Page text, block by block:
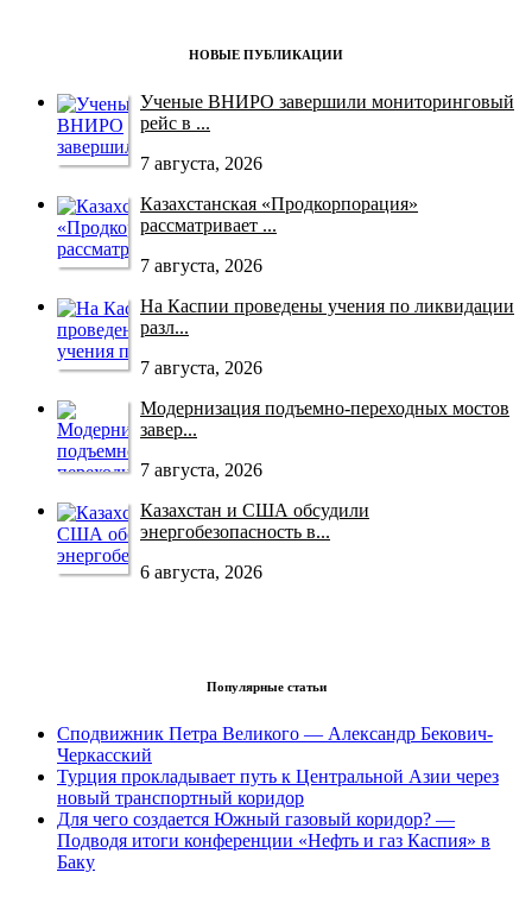
НОВЫЕ ПУБЛИКАЦИИ
Ученые ВНИРО завершили мониторинговый
рейс в ...
7 августа, 2026
Казахстанская «Продкорпорация»
рассматривает ...
7 августа, 2026
На Каспии проведены учения по ликвидации
разл...
7 августа, 2026
Модернизация подъемно-переходных мостов
завер...
7 августа, 2026
Казахстан и США обсудили
энергобезопасность в...
6 августа, 2026
Популярные статьи
Сподвижник Петра Великого — Александр Бекович-
Черкасский
Турция прокладывает путь к Центральной Азии через
новый транспортный коридор
Для чего создается Южный газовый коридор? —
Подводя итоги конференции «Нефть и газ Каспия» в
Баку